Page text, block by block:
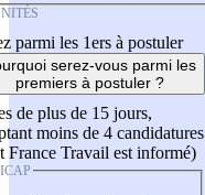
parmi les 1ers à postuler
serez-vous parmi les
premiers à postuler ?
de plus de 15 jours,
moins de 4 candidatures
France Travail est informé)